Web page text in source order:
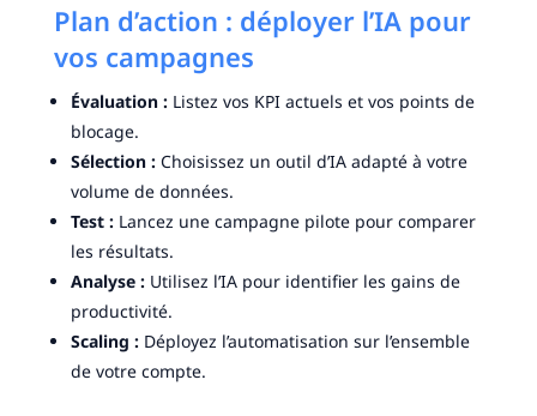
Plan d’action : déployer l’IA pour
vos campagnes
Évaluation :Listez vos KPI actuels et vos points de
blocage.
Sélection :Choisissez un outil d’IA adapté à votre
volume de données.
Test :Lancez une campagne pilote pour comparer
les résultats.
Analyse :Utilisez l’IA pour identifier les gains de
productivité.
Scaling :Déployez l’automatisation sur l’ensemble
de votre compte.